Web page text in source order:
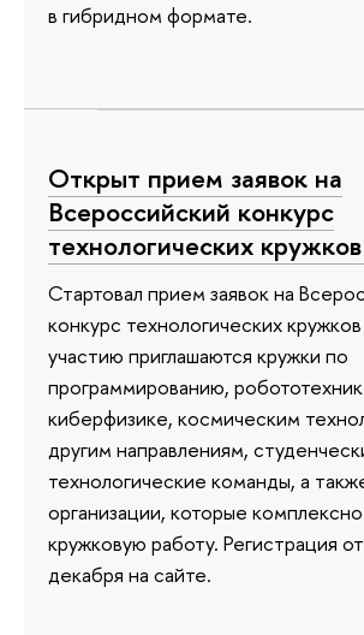
в гибридном формате.
Открыт прием заявок на
Всероссийский конкурс
технологических
Стартовал прием заявок на
конкурс технологических
участию приглашаются кружки по
программированию,
киберфизике, космическим
другим направлениям,
технологические команды, а
организации, которые
кружковую работу. Регистрация
декабря на сайте.